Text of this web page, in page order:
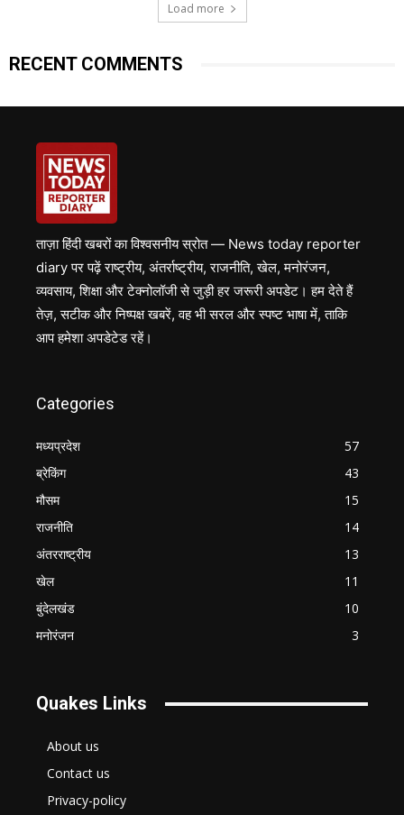
Load more
RECENT COMMENTS
ताज़ा हिंदी खबरों का विश्वसनीय स्रोत — News today reporter
diary पर पढ़ें राष्ट्रीय, अंतर्राष्ट्रीय, राजनीति, खेल, मनोरंजन,
व्यवसाय, शिक्षा और टेक्नोलॉजी से जुड़ी हर जरूरी अपडेट। हम देते हैं
तेज़, सटीक और निष्पक्ष खबरें, वह भी सरल और स्पष्ट भाषा में, ताकि
आप हमेशा अपडेटेड रहें।
Categories
मध्यप्रदेश
57
ब्रेकिंग
43
मौसम
15
राजनीति
14
अंतरराष्ट्रीय
13
खेल
11
बुंदेलखंड
10
मनोरंजन
3
Quakes Links
About us
Contact us
Privacy-policy